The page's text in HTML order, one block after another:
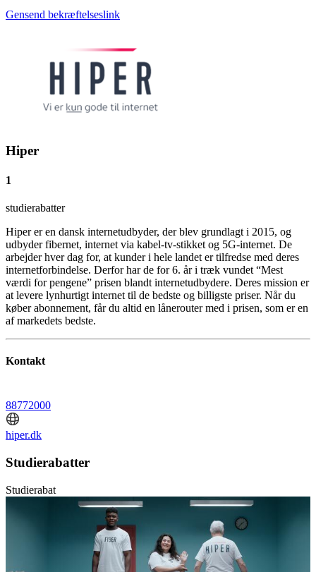
Gensend bekræftelseslink
Hiper
1
studierabatter
Hiper er en dansk internetudbyder, der blev grundlagt i 2015, og
udbyder fibernet, internet via kabel-tv-stikket og 5G-internet. De
arbejder hver dag for, at kunder i hele landet er tilfredse med deres
internetforbindelse. Derfor har de for 6. år i træk vundet “Mest
værdi for pengene” prisen blandt internetudbydere. Deres mission er
at levere lynhurtigt internet til de bedste og billigste priser. Når du
køber abonnement, får du altid en lånerouter med i prisen, som er en
af markedets bedste.
Kontakt
88772000
hiper.dk
Studierabatter
Studierabat